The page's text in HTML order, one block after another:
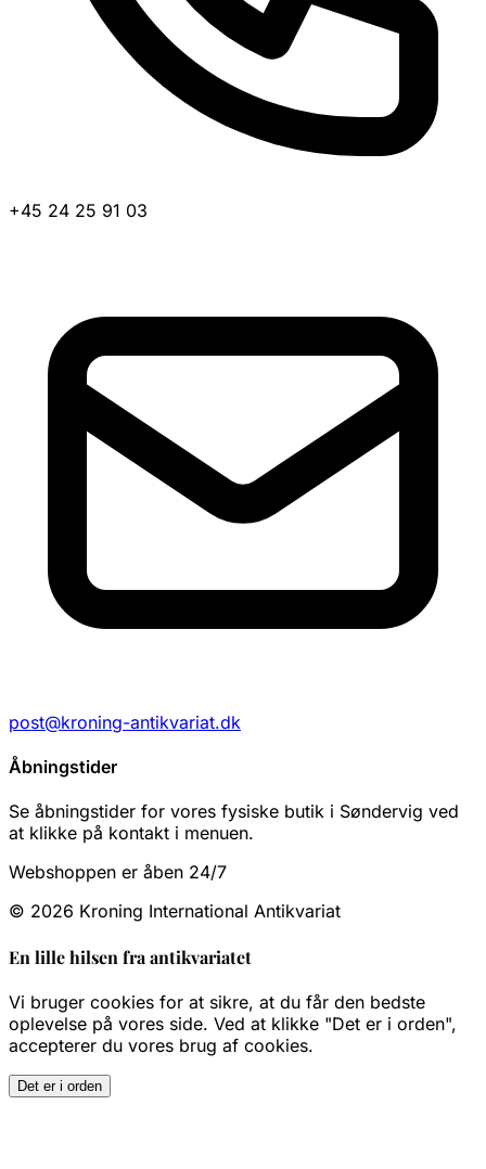
+45 24 25 91 03
post@kroning-antikvariat.dk
Åbningstider
Se åbningstider for vores fysiske butik i Søndervig ved
at klikke på kontakt i menuen.
Webshoppen er åben 24/7
© 2026 Kroning International Antikvariat
En lille hilsen fra antikvariatet
Vi bruger cookies for at sikre, at du får den bedste
oplevelse på vores side. Ved at klikke "Det er i orden",
accepterer du vores brug af cookies.
Det er i orden